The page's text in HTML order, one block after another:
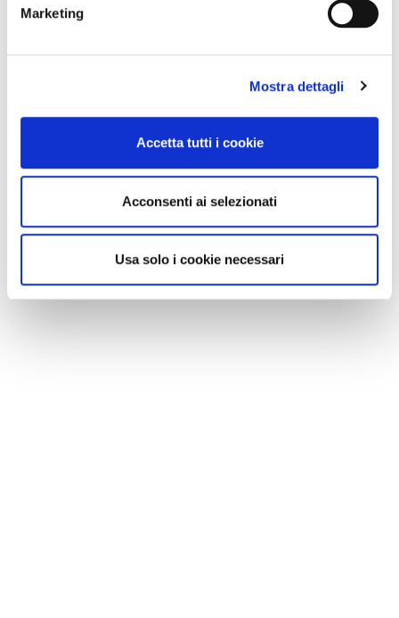
Marketing
Mostra dettagli
Accetta tutti i cookie
Acconsenti ai selezionati
Usa solo i cookie necessari